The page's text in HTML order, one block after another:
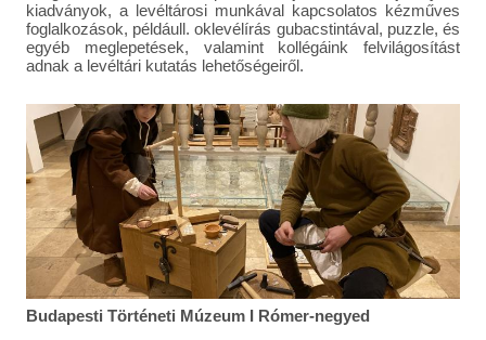
kiadványok, a levéltárosi munkával kapcsolatos kézműves
foglalkozások, példáull. oklevélírás gubacstintával, puzzle, és
egyéb meglepetések, valamint kollégáink felvilágosítást
adnak a levéltári kutatás lehetőségeiről.
Budapesti Történeti Múzeum I Rómer-negyed